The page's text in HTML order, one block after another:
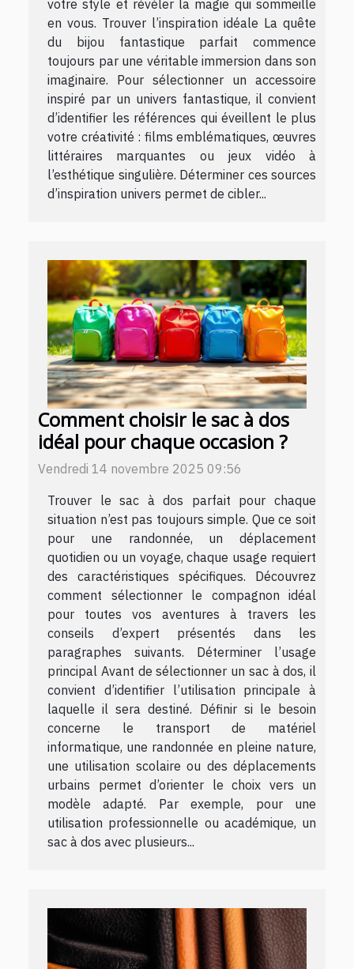
votre style et révéler la magie qui sommeille
en vous. Trouver l’inspiration idéale La quête
du bijou fantastique parfait commence
toujours par une véritable immersion dans son
imaginaire. Pour sélectionner un accessoire
inspiré par un univers fantastique, il convient
d’identifier les références qui éveillent le plus
votre créativité : films emblématiques, œuvres
littéraires marquantes ou jeux vidéo à
l’esthétique singulière. Déterminer ces sources
d’inspiration univers permet de cibler...
Comment choisir le sac à dos
idéal pour chaque occasion ?
Vendredi 14 novembre 2025 09:56
Trouver le sac à dos parfait pour chaque
situation n’est pas toujours simple. Que ce soit
pour une randonnée, un déplacement
quotidien ou un voyage, chaque usage requiert
des caractéristiques spécifiques. Découvrez
comment sélectionner le compagnon idéal
pour toutes vos aventures à travers les
conseils d’expert présentés dans les
paragraphes suivants. Déterminer l’usage
principal Avant de sélectionner un sac à dos, il
convient d’identifier l’utilisation principale à
laquelle il sera destiné. Définir si le besoin
concerne le transport de matériel
informatique, une randonnée en pleine nature,
une utilisation scolaire ou des déplacements
urbains permet d’orienter le choix vers un
modèle adapté. Par exemple, pour une
utilisation professionnelle ou académique, un
sac à dos avec plusieurs...